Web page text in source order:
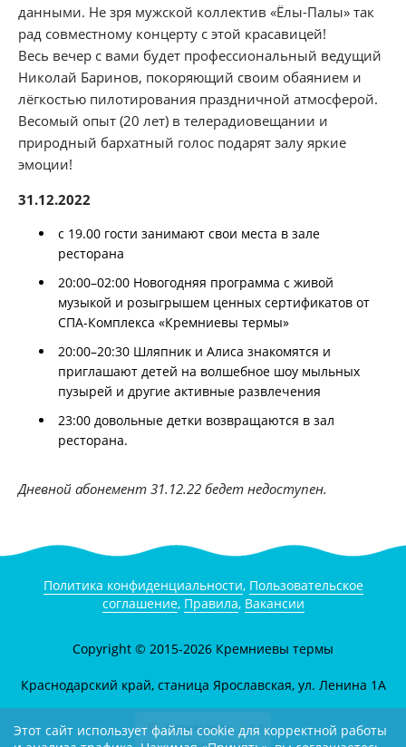
данными. Не зря мужской коллектив «Ёлы-Палы» так
рад совместному концерту с этой красавицей!
Весь вечер с вами будет профессиональный ведущий
Николай Баринов, покоряющий своим обаянием и
лёгкостью пилотирования праздничной атмосферой.
Весомый опыт (20 лет) в телерадиовещании и
природный бархатный голос подарят залу яркие
эмоции!
31.12.2022
с 19.00 гости занимают свои места в зале
ресторана
20:00–02:00 Новогодняя программа с живой
музыкой и розыгрышем ценных сертификатов от
СПА-Комплекса «Кремниевы термы»
20:00–20:30 Шляпник и Алиса знакомятся и
приглашают детей на волшебное шоу мыльных
пузырей и другие активные развлечения
23:00 довольные детки возвращаются в зал
ресторана.
Дневной абонемент 31.12.22 бедет недоступен.
Политика конфиденциальности, Пользовательское
соглашение, Правила, Вакансии
Copyright © 2015-2026 Кремниевы термы
Краснодарский край, станица Ярославская, ул. Ленина 1А
Этот сайт использует файлы cookie для корректной работы